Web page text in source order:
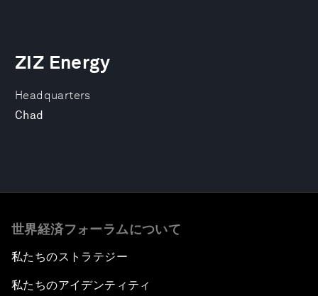
Headquarters
Chad
ZIZ Energy
世界経済フォーラムについて
私たちのストラテジー
私たちのアイデンティティ